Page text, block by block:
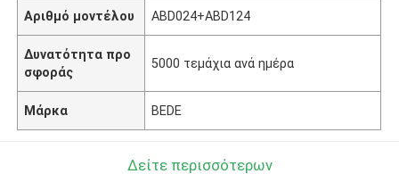
Αριθμό μοντέλου ABD024+ABD124
Δυνατότητα προ
σφοράς
5000 τεμάχια ανά ημέρα
Μάρκα BEDE
Δείτε περισσότερων